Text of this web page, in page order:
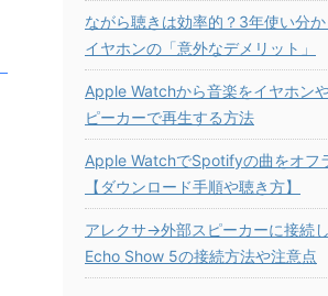
ながら聴きは効率的？3年使い分
イヤホンの「意外なデメリット」
Apple Watchから音楽をイヤホン
ピーカーで再生する方法
Apple WatchでSpotifyの曲をオフ
【ダウンロード手順や聴き方】
アレクサ→外部スピーカーに接続し
Echo Show 5の接続方法や注意点